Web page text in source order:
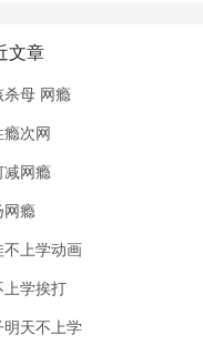
文章
杀母 网瘾
瘾次网
减网瘾
网瘾
不上学动画
上学挨打
明天不上学